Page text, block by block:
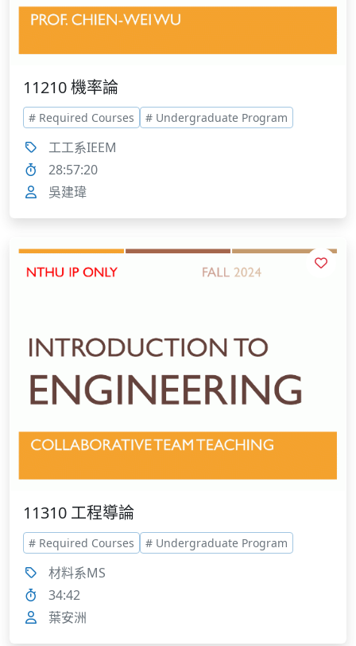
11210 機率論
# Required Courses # Undergraduate Program
工工系IEEM
28:57:20
吳建瑋
11310 工程導論
# Required Courses # Undergraduate Program
材料系MS
34:42
葉安洲